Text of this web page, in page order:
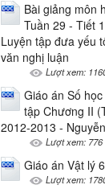
Bài giảng môn
Tuần 29 - Tiết
Luyện tập đưa yếu
văn nghị luận
Lượt xem:
Giáo án Số
tập Chương II
2012-2013 -
Lượt xem: 776
Giáo án Vật lý
Lượt xem: